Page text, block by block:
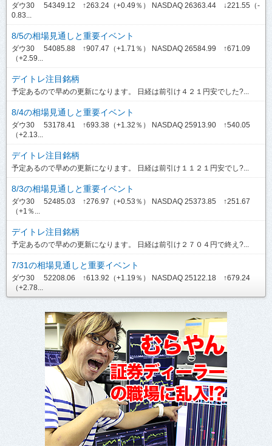
ダウ30 54349.12 ↑263.24（+0.49％） NASDAQ 26363.44 ↓221.55（-
0.83...
8/5の相場見通しと重要イベント
ダウ30 54085.88 ↑907.47（+1.71％） NASDAQ 26584.99 ↑671.09
（+2.59...
デイトレ注目銘柄
予定あるので早めの更新になります。 日経は前引け４２１円安でした?...
8/4の相場見通しと重要イベント
ダウ30 53178.41 ↑693.38（+1.32％） NASDAQ 25913.90 ↑540.05
（+2.13...
デイトレ注目銘柄
予定あるので早めの更新になります。 日経は前引け１１２１円安でし?...
8/3の相場見通しと重要イベント
ダウ30 52485.03 ↑276.97（+0.53％） NASDAQ 25373.85 ↑251.67
（+1％...
デイトレ注目銘柄
予定あるので早めの更新になります。 日経は前引け２７０４円で終え?...
7/31の相場見通しと重要イベント
ダウ30 52208.06 ↑613.92（+1.19％） NASDAQ 25122.18 ↑679.24
（+2.78...